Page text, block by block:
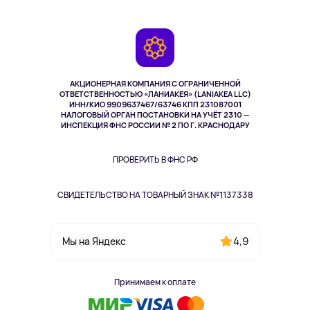
АКЦИОНЕРНАЯ КОМПАНИЯ С ОГРАНИЧЕННОЙ
ОТВЕТСТВЕННОСТЬЮ «ЛАНИАКЕЯ» (LANIAKEA LLC)
ИНН/КИО 9909637467/63746 КПП 231087001
НАЛОГОВЫЙ ОРГАН ПОСТАНОВКИ НА УЧЁТ 2310 —
ИНСПЕКЦИЯ ФНС РОССИИ № 2 ПО Г. КРАСНОДАРУ
ПРОВЕРИТЬ В ФНС РФ
СВИДЕТЕЛЬСТВО НА ТОВАРНЫЙ ЗНАК №1137338
Мы на Яндекс 4,9
Принимаем к оплате
Одежда и аксессуары